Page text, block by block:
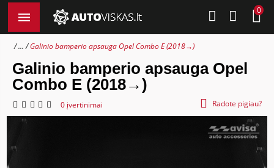
0
... Galinio bamperio apsauga Opel Combo E (2018→)
Galinio bamperio apsauga Opel
Combo E (2018→)
0 įvertinimai Radote pigiau?